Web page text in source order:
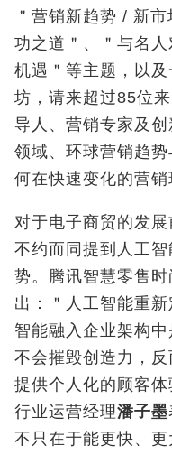
＂营销新趋势 / 新
功之道＂、＂与名
机遇＂等主题，以
坊，请来超过85位
导人、营销专家及
领域、环球营销趋
何在快速变化的营销
对于电子商贸的发
不约而同提到人工
势。腾讯智慧零售
出：＂人工智能重
智能融入企业架构
不会摧毁创造力，
提供个人化的顾客
行业运营经理潘子墨
不只在于能更快、